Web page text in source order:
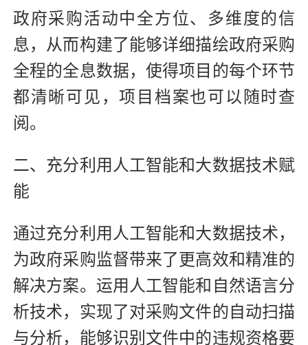
政府采购活动中全方位、多维度的信
息，从而构建了能够详细描绘政府采购
全程的全息数据，使得项目的每个环节
都清晰可见，项目档案也可以随时查
阅。
二、充分利用人工智能和大数据技术赋
能
通过充分利用人工智能和大数据技术，
为政府采购监督带来了更高效和精准的
解决方案。运用人工智能和自然语言分
析技术，实现了对采购文件的自动扫描
与分析，能够识别文件中的违规资格要